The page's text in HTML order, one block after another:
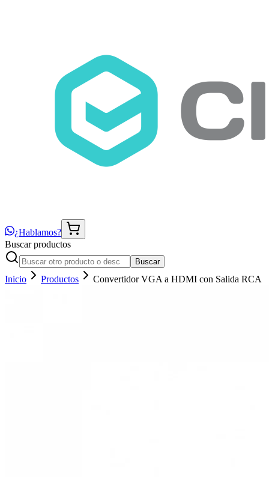
¿Hablamos?
Buscar productos
Buscar
Inicio Productos Convertidor VGA a HDMI con Salida RCA